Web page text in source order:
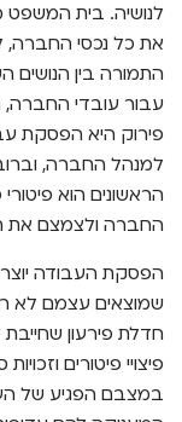
לנושיה. בית
את כל נכסי
התמורה בין הנושים
עבור עובדי החברה,
פירוק היא הפסקת
למנהל החברה,
הראשונים הוא
החברה ולצמצם את
הפסקת העבודה
שמוצאים עצמם לא
חדלת פירעון
פיצויי פיטורים
במצבם הפגיע של